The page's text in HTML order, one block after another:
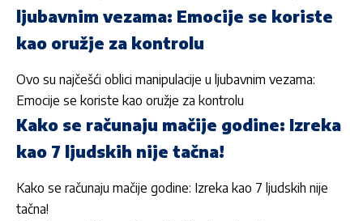
ljubavnim vezama: Emocije se koriste
kao oružje za kontrolu
Ovo su najčešći oblici manipulacije u ljubavnim vezama:
Emocije se koriste kao oružje za kontrolu
Kako se računaju mačije godine: Izreka
kao 7 ljudskih nije tačna!
Kako se računaju mačije godine: Izreka kao 7 ljudskih nije
tačna!